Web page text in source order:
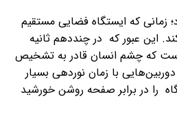
زمانی که ایستگاه فضایی مستقیم
این عبور که در چنددهم ثانیه
که چشم انسان قادر به تشخیص
با زمان نوردهی بسیار
را در برابر صفحه روشن خورشید